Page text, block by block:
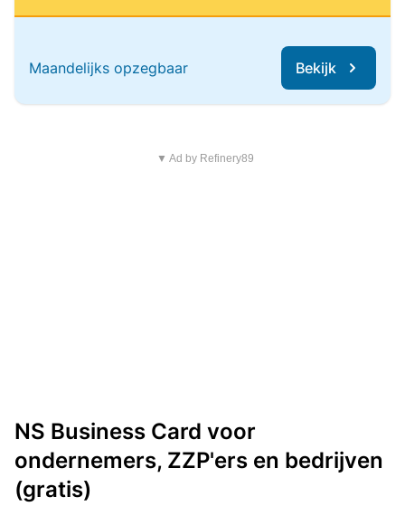
Maandelijks opzegbaar Bekijk
▼ Ad by Refinery89
NS Business Card voor
ondernemers, ZZP'ers en bedrijven
(gratis)